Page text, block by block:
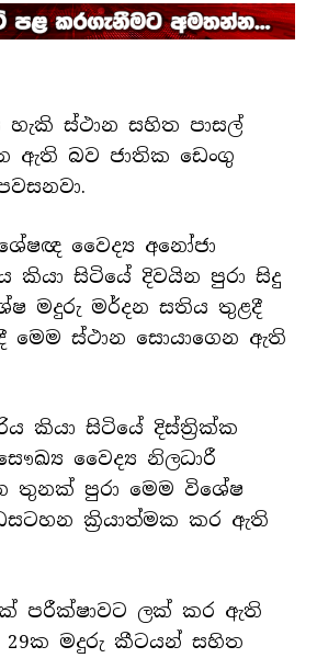
ස්ථාන සහිත පාසල්
ඇති බව ජාතික ඩෙංගු
වෛද්‍ය අනෝජා
කියා සිටියේ දිවයින පුරා සිදු
මදුරු මර්දන සතිය තුළදී
මෙම ස්ථාන සොයාගෙන ඇති
කියා සිටියේ දිස්ත්‍රික්ක
වෛද්‍ය නිලධාරී
තුනක් පුරා මෙම විශේෂ
ක්‍රියාත්මක කර ඇති
පරීක්ෂාවට ලක් කර ඇති
29ක මදුරු කීටයන් සහිත